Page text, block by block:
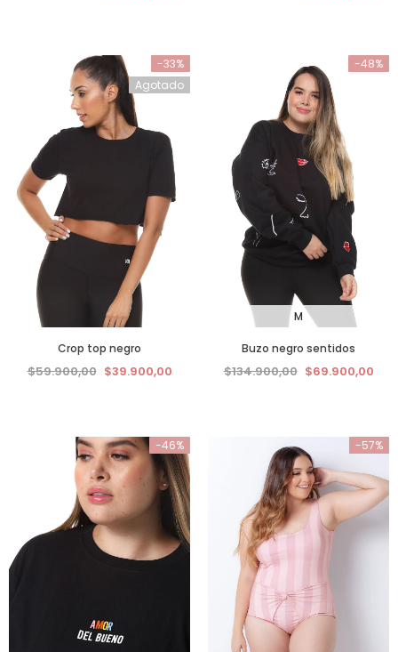
-33%
Agotado
Crop top negro
$59.900,00 $39.900,00
-48%
M
Buzo negro sentidos
$134.900,00 $69.900,00
-46% -57%